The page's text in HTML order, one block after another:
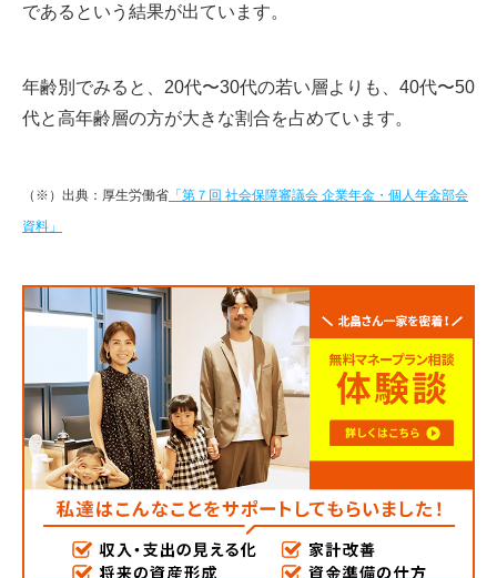
であるという結果が出ています。
年齢別でみると、20代〜30代の若い層よりも、40代〜50
代と高年齢層の方が大きな割合を占めています。
（※）出典：厚生労働省 「第７回 社会保障審議会 企業年金・個人年金部会
資料」